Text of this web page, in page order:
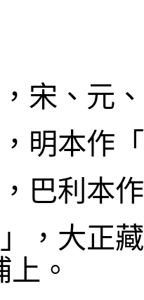
，宋、元
，明本作
，巴利本
」，大正
。